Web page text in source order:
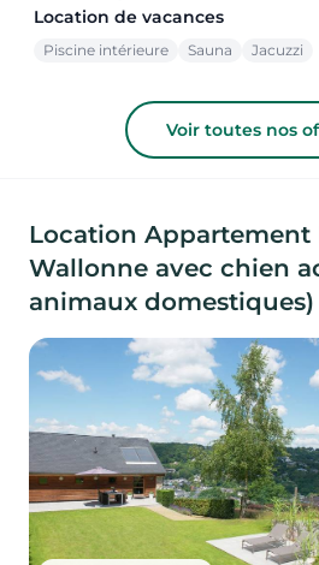
Location de vacances
Piscine intérieure Sauna Jacuzzi
Voir toutes nos
Location Appartement
Wallonne avec chien
animaux domestiques)